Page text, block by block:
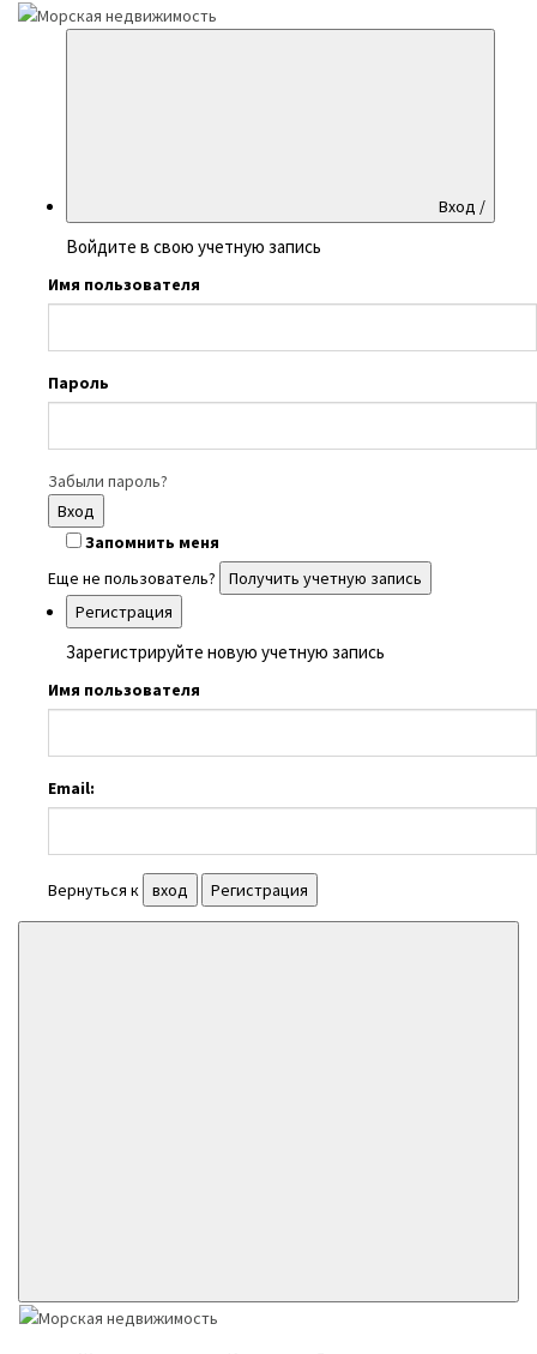
Вход /
Войдите в свою учетную запись
Имя пользователя
Пароль
Забыли пароль?
Вход
Запомнить меня
Еще не пользователь?
Получить учетную запись
Регистрация
Зарегистрируйте новую учетную запись
Имя пользователя
Email:
Вернуться к вход Регистрация